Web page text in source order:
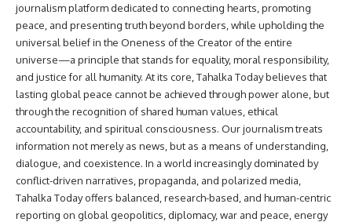
journalism platform dedicated to connecting hearts, promoting
peace, and presenting truth beyond borders, while upholding the
universal belief in the Oneness of the Creator of the entire
universe—a principle that stands for equality, moral responsibility,
and justice for all humanity. At its core, Tahalka Today believes that
lasting global peace cannot be achieved through power alone, but
through the recognition of shared human values, ethical
accountability, and spiritual consciousness. Our journalism treats
information not merely as news, but as a means of understanding,
dialogue, and coexistence. In a world increasingly dominated by
conflict-driven narratives, propaganda, and polarized media,
Tahalka Today offers balanced, research-based, and human-centric
reporting on global geopolitics, diplomacy, war and peace, energy